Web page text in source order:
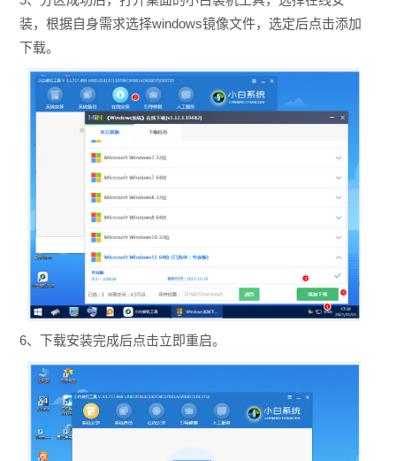
装，根据自身需求选择windows镜像文件，选定后点击添加
下载。
6、下载安装完成后点击立即重启。